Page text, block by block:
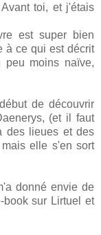
toi, et j'étais
est super bien
à ce qui est décrit
moins naïve,
de découvrir
(et il faut
des lieues et des
elle s'en sort
donné envie de
sur Lirtuel et